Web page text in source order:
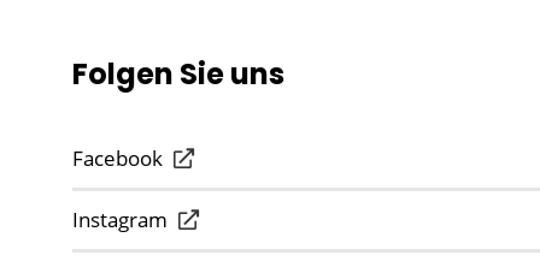
Folgen Sie uns
Facebook
Instagram